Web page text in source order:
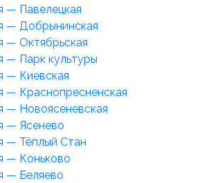
— Павелецкая
— Добрынинская
— Октябрьская
— Парк культуры
— Киевская
— Краснопресненская
— Новоясеневская
— Ясенево
— Тёплый Стан
— Коньково
— Беляево